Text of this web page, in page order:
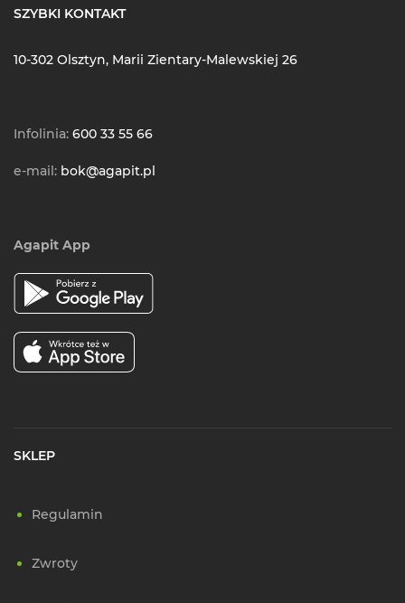
SZYBKI KONTAKT
10-302 Olsztyn, Marii Zientary-Malewskiej 26
Infolinia: 600 33 55 66
e-mail: bok@agapit.pl
Agapit App
SKLEP
Regulamin
Zwroty